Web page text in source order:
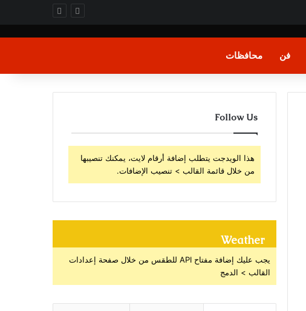
فن محافظات
Follow Us
هذا الويدجت يتطلب إضافة أرقام لايت، يمكنك تنصيبها
من خلال قائمة القالب > تنصيب الإضافات.
Weather
يجب عليك إضافة مفتاح API للطقس من خلال صفحة إعدادات
القالب > الدمج